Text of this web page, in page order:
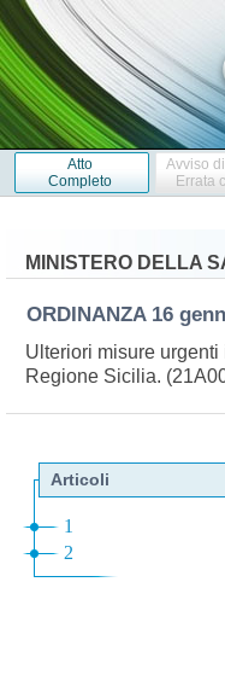
Atto
Completo
Avviso
Errata
MINISTERO DELLA
ORDINANZA 16
Ulteriori misure
Regione Sicilia.